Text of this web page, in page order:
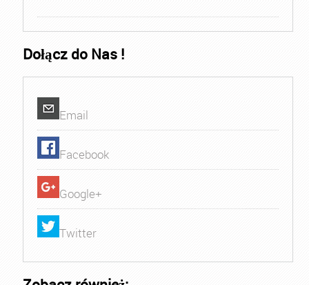
Dołącz do Nas !
Email
Facebook
Google+
Twitter